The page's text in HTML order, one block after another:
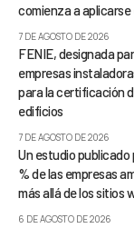
comienza a aplicarse
7 DE AGOSTO DE 2026
FENIE, designada
empresas
para la certificación
edificios
7 DE AGOSTO DE 2026
Un estudio publicado
% de las empresas
más allá de los sitios
6 DE AGOSTO DE 2026